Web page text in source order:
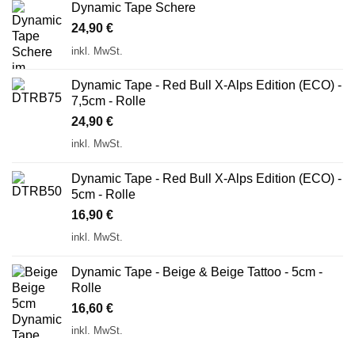
Dynamic Tape Schere
24,90 €
inkl. MwSt.
Dynamic Tape - Red Bull X-Alps Edition (ECO) -
7,5cm - Rolle
24,90 €
inkl. MwSt.
Dynamic Tape - Red Bull X-Alps Edition (ECO) -
5cm - Rolle
16,90 €
inkl. MwSt.
Dynamic Tape - Beige & Beige Tattoo - 5cm -
Rolle
16,60 €
inkl. MwSt.